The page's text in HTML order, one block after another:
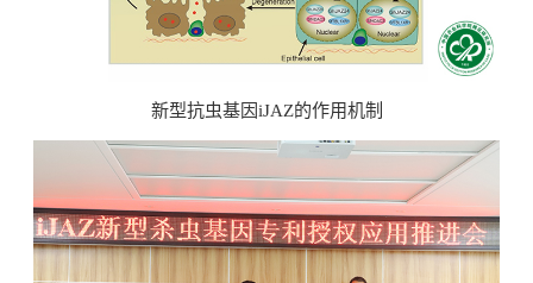
新型抗虫基因iJAZ的作用机制